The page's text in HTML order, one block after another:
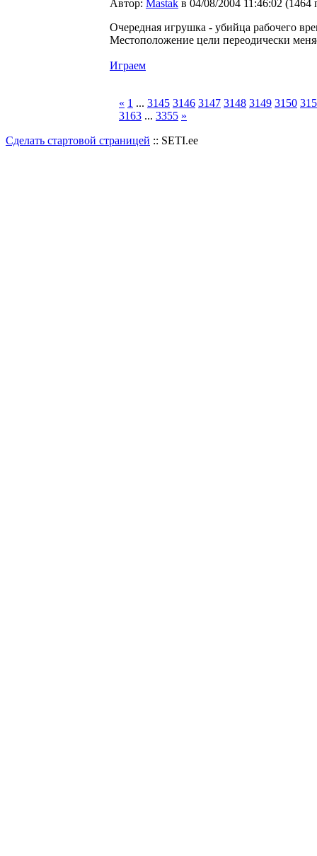
Автор: Мastak в 04/08/2004 11:46:02 (1464
Очередная игрушка - убийца рабочего
Местоположение цели переодически
Играем
« 1 ... 3145 3146 3147 3148 3149 3150
3163 ... 3355 »
Сделать стартовой страницей :: SETI.ee